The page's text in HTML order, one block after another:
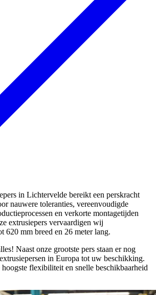
in Lichtervelde bereikt een perskracht
nauwere toleranties, vereenvoudigde
en verkorte montagetijden
extrusiepers vervaardigen wij
620 mm breed en 26 meter lang.
Naast onze grootste pers staan er nog
in Europa tot uw beschikking.
flexibiliteit en snelle beschikbaarheid